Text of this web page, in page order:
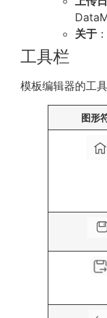
关于
工具栏
模板编辑器的工
图形